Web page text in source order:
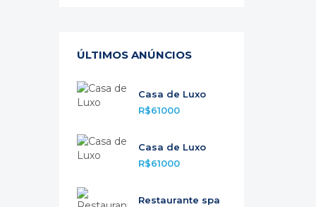
ÚLTIMOS ANÚNCIOS
Casa de Luxo
R$61000
Casa de Luxo
R$61000
Restaurante spa